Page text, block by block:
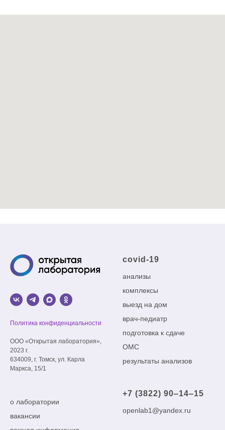
Политика конфиденциальности
ООО «Открытая лаборатория»,
2023 г.
634009, г. Томск, ул. Карла
Маркса, 15/1
covid-19
анализы
комплексы
выезд на дом
врач-педиатр
подготовка к сдаче
ОМС
результаты анализов
о лаборатории
вакансии
+7 (3822) 90‒14‒15
openlab1@yandex.ru